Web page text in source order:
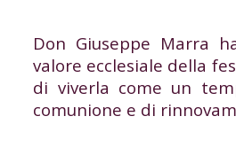
Don Giuseppe Marra
valore ecclesiale della
di viverla come un
comunione e di